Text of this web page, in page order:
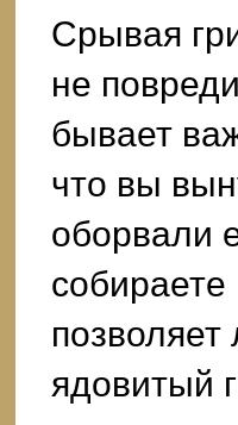
Срывая
не
бывает
что вы
оборвали
позволяет
ядовитый